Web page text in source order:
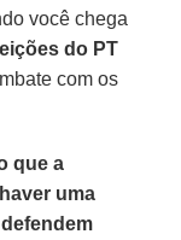
você chega
do PT
com os
que a
uma